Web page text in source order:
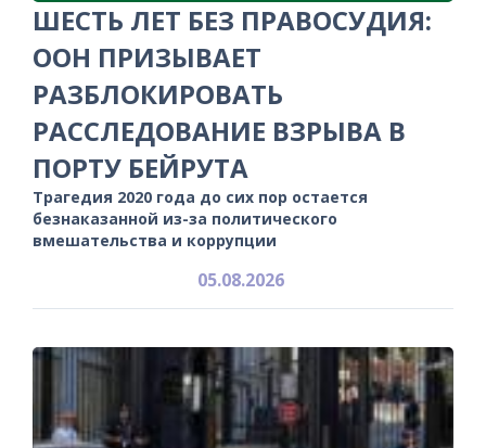
ШЕСТЬ ЛЕТ БЕЗ ПРАВОСУДИЯ:
ООН ПРИЗЫВАЕТ
РАЗБЛОКИРОВАТЬ
РАССЛЕДОВАНИЕ ВЗРЫВА В
ПОРТУ БЕЙРУТА
Трагедия 2020 года до сих пор остается
безнаказанной из-за политического
вмешательства и коррупции
05.08.2026